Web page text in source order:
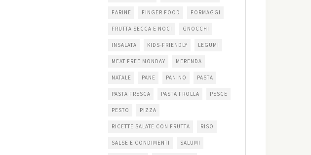
FARINE FINGER FOOD FORMAGGI
FRUTTA SECCA E NOCI GNOCCHI
INSALATA KIDS-FRIENDLY LEGUMI
MEAT FREE MONDAY MERENDA
NATALE PANE PANINO PASTA
PASTA FRESCA PASTA FROLLA PESCE
PESTO PIZZA
RICETTE SALATE CON FRUTTA RISO
SALSE E CONDIMENTI SALUMI